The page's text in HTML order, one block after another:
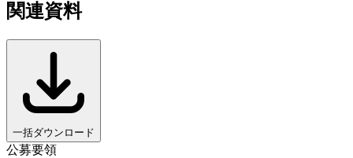
関連資料
一括ダウンロード
公募要領